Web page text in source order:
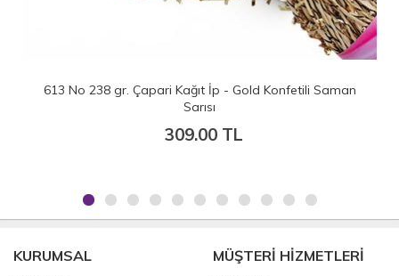
No 238 gr. Çapari Kağıt İp - Gold Konfetili Saman
309.00 TL
KURUMSAL MÜŞTERİ HİZMETLERİ